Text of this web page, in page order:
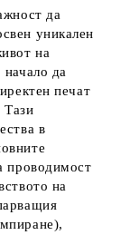
да
уникален
на
да
печат
Тази
в
проводимост
на